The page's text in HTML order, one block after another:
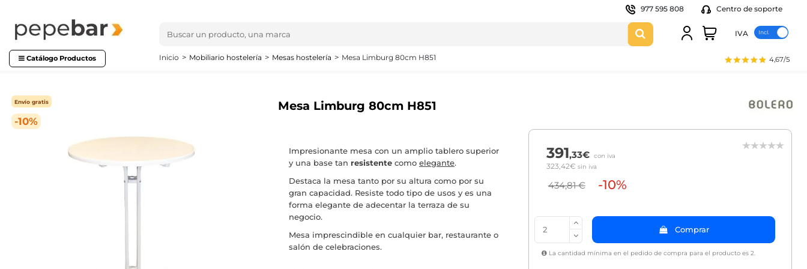
977 595 808 Centro de soporte
IVA
Catálogo Productos 4,67/5
Inicio Mobiliario hostelería Mesas hostelería Mesa Limburg 80cm H851
-10%
Envío gratis Mesa Limburg 80cm H851
Impresionante mesa con un amplio tablero superior
y una base tan resistentecomo elegante.
Destaca la mesa tanto por su altura como por su
gran capacidad. Resiste todo tipo de usos y es una
forma elegante de adecentar la terraza de su
negocio.
Mesa imprescindible en cualquier bar, restaurante o
salón de celebraciones.
391,33€ con iva
323,42€ sin iva
434,81 € -10%
Comprar
La cantidad mínima en el pedido de compra para el producto es 2.